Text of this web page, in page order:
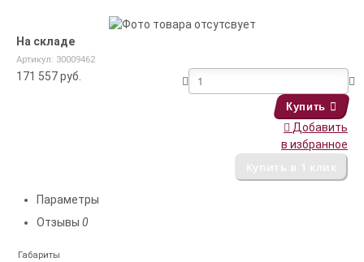
На складе
Артикул: 30009462
171 557руб.
Купить
Добавить
в избранное
Параметры
Отзывы 0
Габариты